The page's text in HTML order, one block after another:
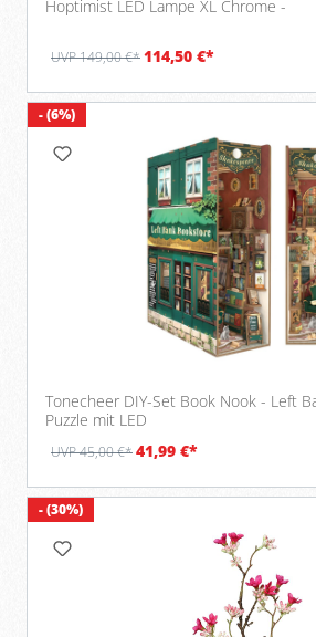
Hoptimist LED Lampe XL Chrome -
UVP 149,00 €*114,50 €*
- (6%)
Tonecheer DIY-Set Book Nook - Left
Puzzle mit LED
UVP 45,00 €*41,99 €*
- (30%)